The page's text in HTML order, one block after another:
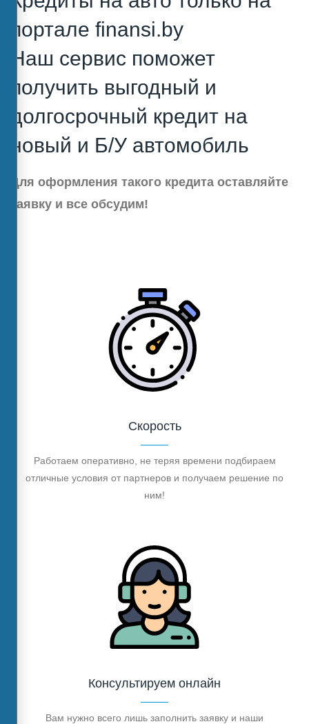
портале finansi.by
Наш сервис поможет
получить выгодный и
долгосрочный кредит на
новый и Б/У автомобиль
Для оформления такого кредита оставляйте
заявку и все обсудим!
Скорость
Работаем оперативно, не теряя времени подбираем
отличные условия от партнеров и получаем решение по
ним!
Консультируем онлайн
Вам нужно всего лишь заполнить заявку и наши